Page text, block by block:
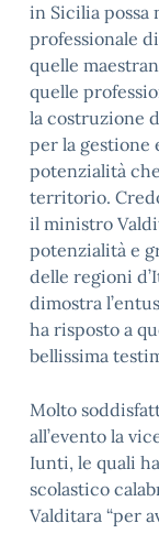
in Sicilia possa
professionale
quelle
quelle
la costruzione
per la gestione
potenzialità
territorio.
il ministro
potenzialità e
delle regioni
dimostra
ha risposto a
bellissima
Molto
all’evento la
Iunti, le quali
scolastico
Valditara “per